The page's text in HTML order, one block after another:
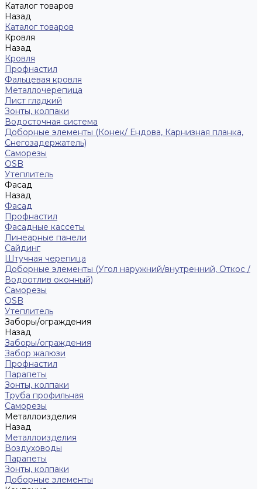
Каталог товаров
Назад
Каталог товаров
Кровля
Назад
Кровля
Профнастил
Фальцевая кровля
Металлочерепица
Лист гладкий
Зонты, колпаки
Водосточная система
Доборные элементы (Конек/ Ендова, Карнизная планка,
Снегозадержатель)
Саморезы
ОSB
Утеплитель
Фасад
Назад
Фасад
Профнастил
Фасадные кассеты
Линеарные панели
Сайдинг
Штучная черепица
Доборные элементы (Угол наружний/внутренний, Откос /
Водоотлив оконный)
Саморезы
OSB
Утеплитель
Заборы/ограждения
Назад
Заборы/ограждения
Забор жалюзи
Профнастил
Парапеты
Зонты, колпаки
Труба профильная
Саморезы
Металлоизделия
Назад
Металлоизделия
Воздуховоды
Парапеты
Зонты, колпаки
Доборные элементы